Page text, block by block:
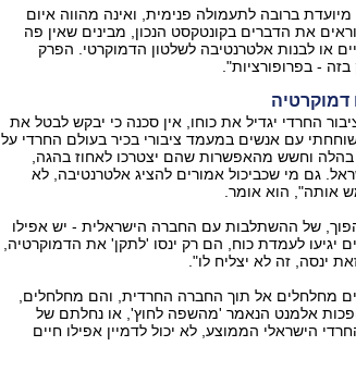
ברובה לתעמולה פנימית, ואינה מהווה איום
את הדברים בקונטקסט הנכון, מבינים שאין פה
או לבנות אלטרנטיבה לשלטון הדמוקרטי. הפרק
- בפרופורציות".
החרדי יגדיל את כוחו, אין סכנה כי יבקש לבטל את
עם אנשים במעמד ציבורי בכיר בעולם החרדי על
וחשש מהאפשרות שהם יצטרכו לאחוז בהגה,
גם מי שכביכול אמורים להציג אלטרנטיבה, לא
אותה", הוא אומר.
של ההשתלבות עם החברה הישראלית - יש אפילו
יגיעו לעמדת כוח, הם רק ינסו 'לתקן' את הדמוקרטיה,
ינסה, זה לא יצליח לו".
מחלחלים אל תוך החברה החרדית, והם מחלחלים,
אלמנט הנאמר 'מהשפה לחוץ', או נחלתם של
הישראלי הממוצע, לא יכול לדמיין אפילו חיים